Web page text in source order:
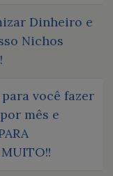
Dinheiro e
Nichos
você fazer
mês e
MUITO!!